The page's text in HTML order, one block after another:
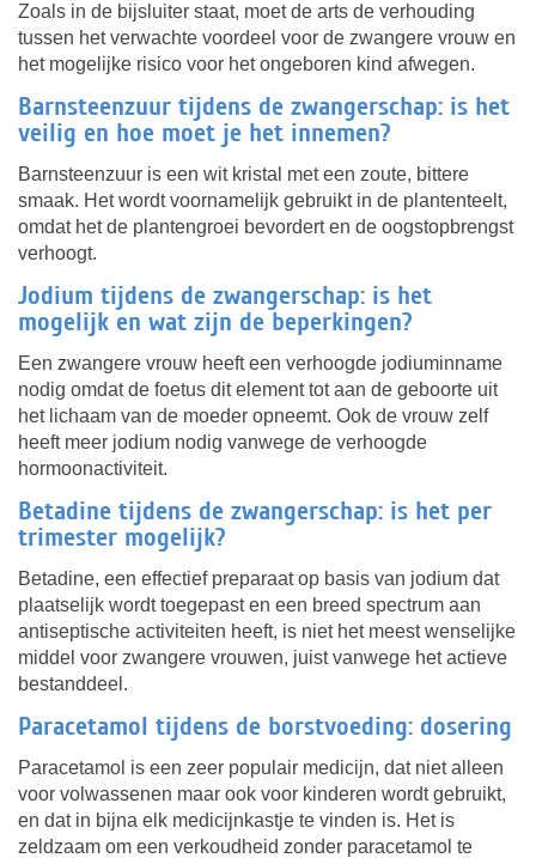
Zoals in de bijsluiter staat, moet de arts de verhouding
tussen het verwachte voordeel voor de zwangere vrouw en
het mogelijke risico voor het ongeboren kind afwegen.
Barnsteenzuur tijdens de zwangerschap: is het
veilig en hoe moet je het innemen?
Barnsteenzuur is een wit kristal met een zoute, bittere
smaak. Het wordt voornamelijk gebruikt in de plantenteelt,
omdat het de plantengroei bevordert en de oogstopbrengst
verhoogt.
Jodium tijdens de zwangerschap: is het
mogelijk en wat zijn de beperkingen?
Een zwangere vrouw heeft een verhoogde jodiuminname
nodig omdat de foetus dit element tot aan de geboorte uit
het lichaam van de moeder opneemt. Ook de vrouw zelf
heeft meer jodium nodig vanwege de verhoogde
hormoonactiviteit.
Betadine tijdens de zwangerschap: is het per
trimester mogelijk?
Betadine, een effectief preparaat op basis van jodium dat
plaatselijk wordt toegepast en een breed spectrum aan
antiseptische activiteiten heeft, is niet het meest wenselijke
middel voor zwangere vrouwen, juist vanwege het actieve
bestanddeel.
Paracetamol tijdens de borstvoeding: dosering
Paracetamol is een zeer populair medicijn, dat niet alleen
voor volwassenen maar ook voor kinderen wordt gebruikt,
en dat in bijna elk medicijnkastje te vinden is. Het is
zeldzaam om een verkoudheid zonder paracetamol te